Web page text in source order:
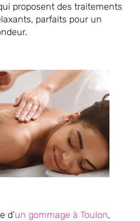
proposent des traitements
parfaits pour un
d’un gommage à Toulon,